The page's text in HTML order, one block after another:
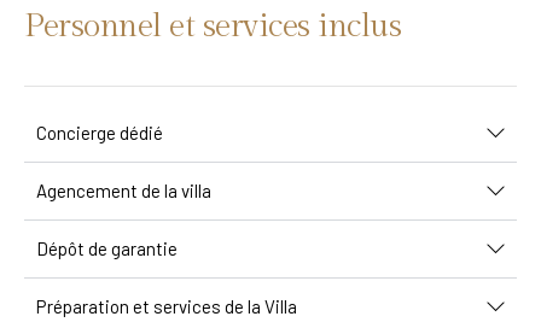
Personnel et services inclus
Concierge dédié
Agencement de la villa
Dépôt de garantie
Préparation et services de la Villa